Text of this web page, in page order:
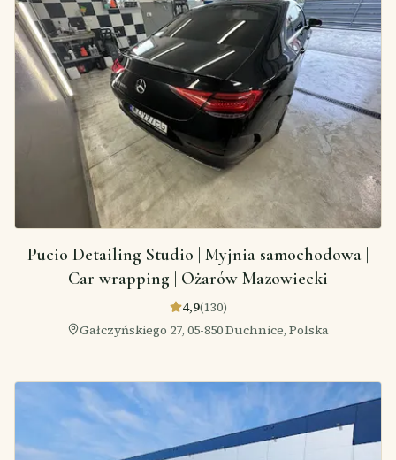
Pucio Detailing Studio | Myjnia samochodowa |
Car wrapping | Ożarów Mazowiecki
4,9(130)
Gałczyńskiego 27, 05-850 Duchnice, Polska